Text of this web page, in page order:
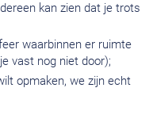
kan zien dat je trots
waarbinnen er ruimte
vast nog niet door);
opmaken, we zijn echt